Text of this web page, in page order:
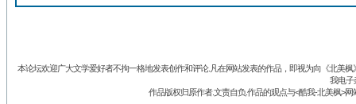
本论坛欢迎广大文学爱好者不拘一格地发表创作和评论.凡在网站发表的作品，即视为向《北美
我电子
作品版权归原作者.文责自负.作品的观点与<酷我-北美枫>